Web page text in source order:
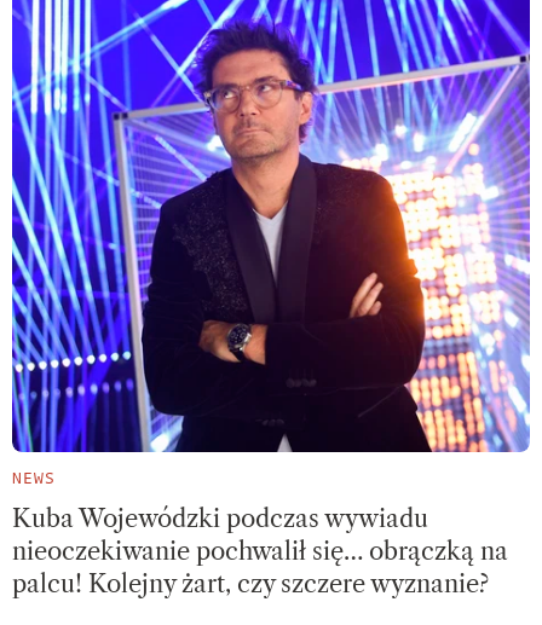
NEWS
Kuba Wojewódzki podczas wywiadu
nieoczekiwanie pochwalił się… obrączką na
palcu! Kolejny żart, czy szczere wyznanie?